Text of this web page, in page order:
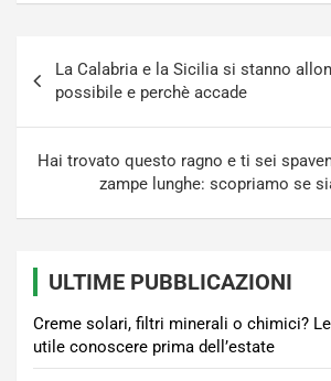
articoli
La Calabria e la Sicilia si stanno
possibile e perchè accade
Hai trovato questo ragno e ti sei
zampe lunghe: scopriamo se
ULTIME PUBBLICAZIONI
Creme solari, filtri minerali o chimici?
utile conoscere prima dell’estate